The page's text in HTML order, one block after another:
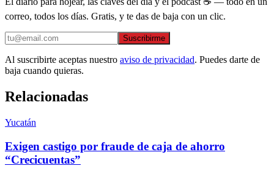
correo, todos los días. Gratis, y te das de baja con un clic.
Suscribirme
Al suscribirte aceptas nuestro aviso de privacidad. Puedes darte de
baja cuando quieras.
Relacionadas
Yucatán
Exigen castigo por fraude de caja de ahorro
“Crecicuentas”